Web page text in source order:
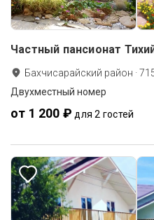
Частный пансионат
Бахчисарайский район ·
Двухместный номер
от 1 200 ₽ для 2 гостей